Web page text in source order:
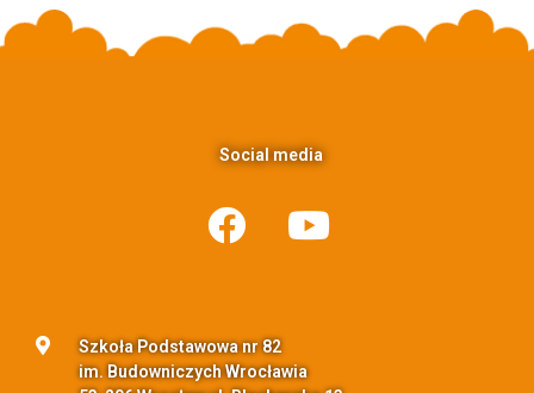
Szkoła Podstawowa nr 82
im. Budowniczych Wrocławia
Social media